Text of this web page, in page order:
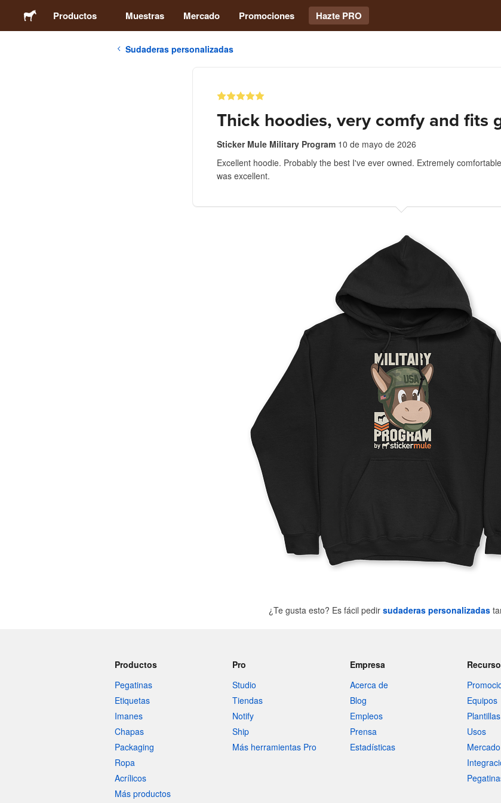
Productos Muestras Mercado Promociones Hazte PRO
Sudaderas personalizadas
Thick hoodies, very comfy and fits
Sticker Mule Military Program 10 de mayo de 2026
Excellent hoodie. Probably the best I've ever owned. Extremely
was excellent.
¿Te gusta esto? Es fácil pedir sudaderas personalizadas
Productos
Pegatinas
Etiquetas
Imanes
Chapas
Packaging
Ropa
Acrílicos
Más productos
Pro
Studio
Tiendas
Notify
Ship
Más herramientas Pro
Empresa
Acerca de
Blog
Empleos
Prensa
Estadísticas
Equipos
Plantillas
Usos
Mercado